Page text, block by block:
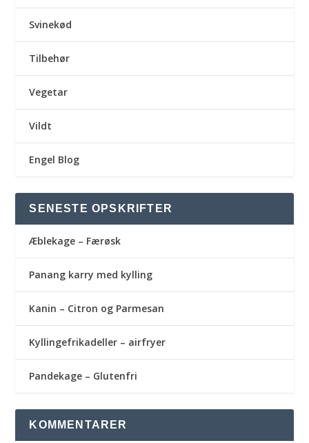
Svinekød
Tilbehør
Vegetar
Vildt
Engel Blog
SENESTE OPSKRIFTER
Æblekage – Færøsk
Panang karry med kylling
Kanin – Citron og Parmesan
Kyllingefrikadeller – airfryer
Pandekage – Glutenfri
KOMMENTARER